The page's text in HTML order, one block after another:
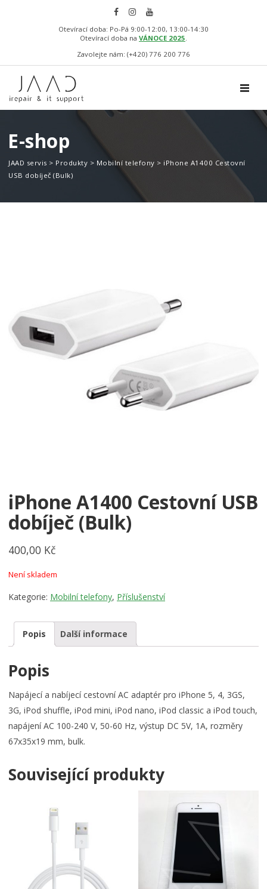
Otevírací doba: Po-Pá 9:00-12:00, 13:00-14:30
Otevírací doba na VÁNOCE 2025
Zavolejte nám: (+420) 776 200 776
E-shop
JAAD servis > Produkty > Mobilní telefony > iPhone A1400 Cestovní
USB dobíječ (Bulk)
iPhone A1400 Cestovní USB
dobíječ (Bulk)
400,00 Kč
Není skladem
Kategorie: Mobilní telefony, Příslušenství
Popis Další informace
Popis
Napájecí a nabíjecí cestovní AC adaptér pro iPhone 5, 4, 3GS,
3G, iPod shuffle, iPod mini, iPod nano, iPod classic a iPod touch,
napájení AC 100-240 V, 50-60 Hz, výstup DC 5V, 1A, rozměry
67x35x19 mm, bulk.
Související produkty